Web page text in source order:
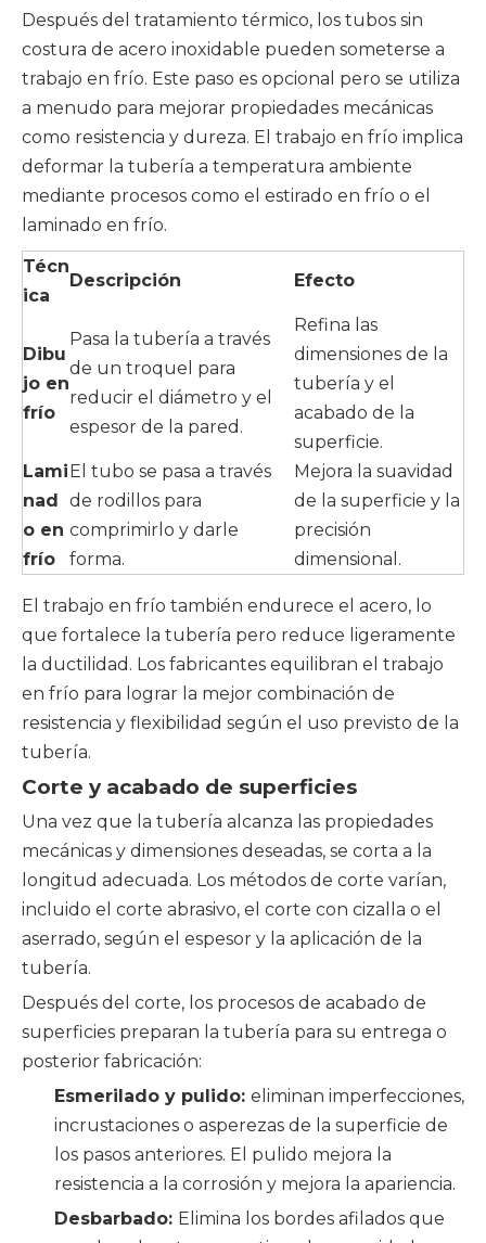
Después del tratamiento térmico, los tubos sin
costura de acero inoxidable pueden someterse a
trabajo en frío. Este paso es opcional pero se utiliza
a menudo para mejorar propiedades mecánicas
como resistencia y dureza. El trabajo en frío implica
deformar la tubería a temperatura ambiente
mediante procesos como el estirado en frío o el
laminado en frío.
Técn
ica
Descripción Efecto
Dibu
jo en
frío
Pasa la tubería a través
de un troquel para
reducir el diámetro y el
espesor de la pared.
Refina las
dimensiones de la
tubería y el
acabado de la
superficie.
Lami
nad
o en
frío
El tubo se pasa a través
de rodillos para
comprimirlo y darle
forma.
Mejora la suavidad
de la superficie y la
precisión
dimensional.
El trabajo en frío también endurece el acero, lo
que fortalece la tubería pero reduce ligeramente
la ductilidad. Los fabricantes equilibran el trabajo
en frío para lograr la mejor combinación de
resistencia y flexibilidad según el uso previsto de la
tubería.
Corte y acabado de superficies
Una vez que la tubería alcanza las propiedades
mecánicas y dimensiones deseadas, se corta a la
longitud adecuada. Los métodos de corte varían,
incluido el corte abrasivo, el corte con cizalla o el
aserrado, según el espesor y la aplicación de la
tubería.
Después del corte, los procesos de acabado de
superficies preparan la tubería para su entrega o
posterior fabricación:
Esmerilado y pulido: eliminan imperfecciones,
incrustaciones o asperezas de la superficie de
los pasos anteriores. El pulido mejora la
resistencia a la corrosión y mejora la apariencia.
Desbarbado: Elimina los bordes afilados que